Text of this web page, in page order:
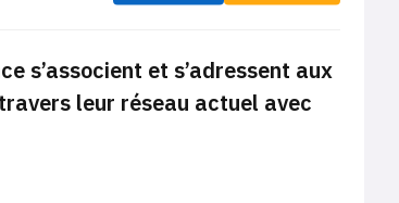
s’associent et s’adressent aux
leur réseau actuel avec